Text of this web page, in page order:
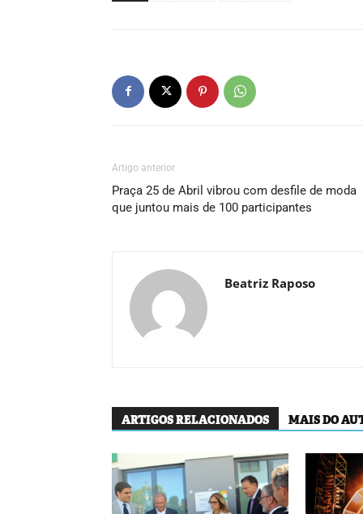
Artigo anterior
Praça 25 de Abril vibrou com desfile de moda
que juntou mais de 100 participantes
Beatriz Raposo
ARTIGOS RELACIONADOS MAIS DO